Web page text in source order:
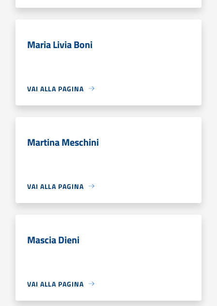
Maria Livia Boni
VAI ALLA PAGINA
Martina Meschini
VAI ALLA PAGINA
Mascia Dieni
VAI ALLA PAGINA